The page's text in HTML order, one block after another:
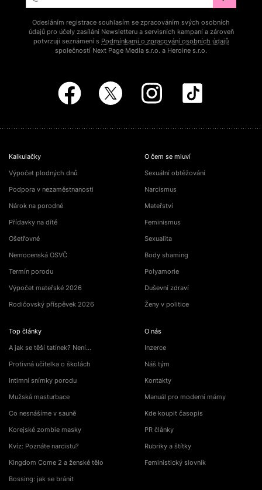
Odesláním registrace souhlasím se zpracováním svých osobních
údajů pro účely zasílání Newsletteru a servisních kampaní a zároveň
potvrzuji seznámení s Podmínkami o zpracování osobních údajů
společností Next Page Media s.r.o. a Heroine s.r.o.
Kalkulačky
Výpočet plodných dnů
Podpora v nezaměstnanosti
Nárok na porodné
Přídavky na dítě
Ošetřovné
Nemocenská OSVČ
Termín porodu
Výpočet mateřské 2026
Rodičovský příspěvek 2026
Top články
A jak se těší tatínek? Není…
Protivná učitelka o školách
Intimní snímky porodu
Mužská masturbace
Co nesnášíme v sauně
Korejské zombie masky
Kvíz: Poznáte narcistu?
Kingdom Come 2 a ženské tělo
Bossing: jak se bránit
O čem se mluví
Sexuální obtěžování
Narcismus
Mateřství
Feminismus
Sexualita
Body shaming
Polyamorie
Duševní zdraví
Ženy v politice
O nás
Inzerce
Náš tým
Kontakty
Manuál pro moderní mámy
Kde koupit časopis
PR články
Rubriky a štítky
Feministický slovník